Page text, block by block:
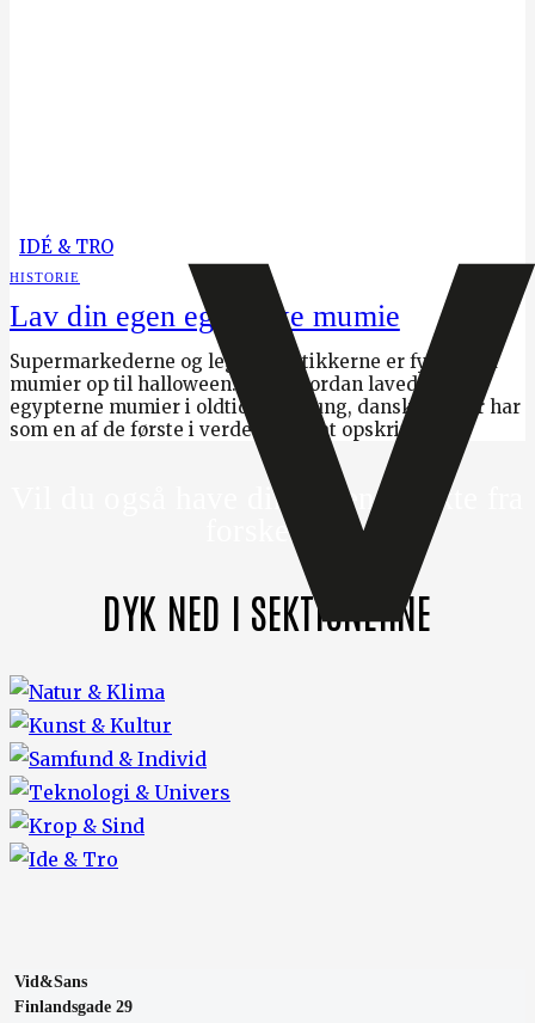
IDÉ & TRO
HISTORIE
Lav din egen egyptiske mumie
Supermarkederne og legetøjsbutikkerne er fyldt med
mumier op til halloween. Men hvordan lavede
egypterne mumier i oldtiden? En ung, dansk forsker har
som en af de første i verden oversat opskriften.
Vil du også have din viden direkte fra
forskere?
DYK NED I SEKTIONERNE
Vid&Sans
Finlandsgade 29